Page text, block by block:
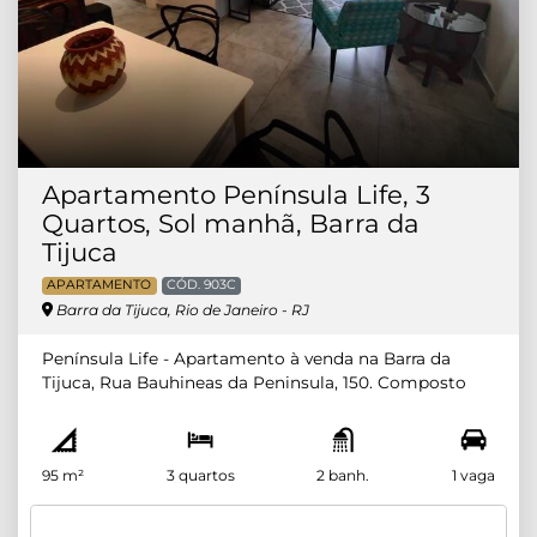
Apartamento Península Life, 3
Quartos, Sol manhã, Barra da
Tijuca
APARTAMENTO CÓD. 903C
Barra da Tijuca, Rio de Janeiro - RJ
Península Life - Apartamento à venda na Barra da
Tijuca, Rua Bauhineas da Peninsula, 150. Composto
sala em 2 ambientes, ótima varanda com sol da
manhã e andar alto. Banheiro social, copa cozinha
planejados e área de serviço. OBS. Varanda piso
cerâmica, sala e quartos no porcelanato, banheiro
95 m² 3 quartos 2 banh. 1 vaga